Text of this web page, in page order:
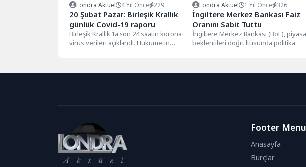
Londra Aktuel 4 Yıl Önce 229
20 Şubat Pazar: Birleşik Krallık
günlük Covid-19 raporu
Birleşik Krallık ’ta son 24 saatin korona
virüs verileri açıklandı. Hükümetin
Londra Aktuel 1 Yıl Önce 326
İngiltere Merkez Bankası Faiz
Oranını Sabit Tuttu
İngiltere Merkez Bankası (BoE), piyasa
beklentileri doğrultusunda politika
Footer Menu
Anasayfa
Burçlar